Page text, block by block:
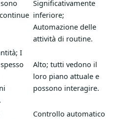
Significativamente
inferiore;
Automazione delle
attività di routine.
I
Alto; tutti vedono il
loro piano attuale e
possono interagire.
Controllo automatico